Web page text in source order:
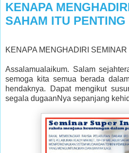
KENAPA
SAHAM ITU PENTING
KENAPA MENGHADIRI
Assalamualaikum. Salam
semoga kita semua berada
hendaknya. Dapat mengikut
segala dugaanNya sepanjang